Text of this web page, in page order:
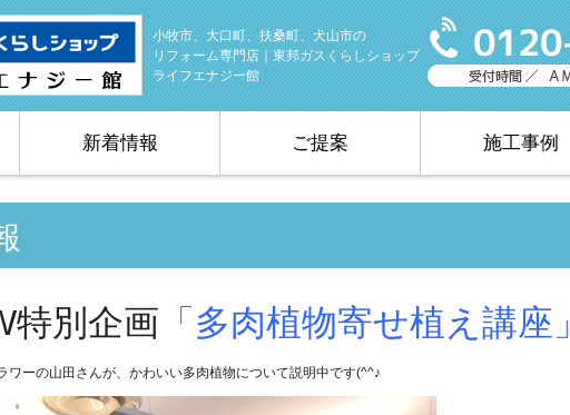
小牧市、大口町、扶桑町、犬山市の
リフォーム専門店｜東邦ガスくらしショップ
ライフエナジー館
新着情報 ご提案 施工事例
特別企画 「多肉植物寄せ植え講座」
ワーの山田さんが、かわいい多肉植物について説明中です(^^♪